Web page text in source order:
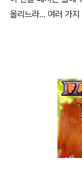
올리느라... 여러 가